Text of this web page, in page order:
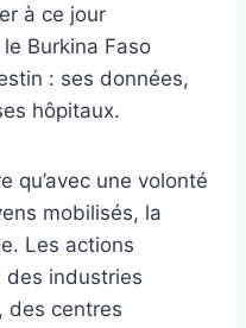
à ce jour
Burkina Faso
: ses données,
hôpitaux.
qu’avec une volonté
mobilisés, la
Les actions
des industries
des centres